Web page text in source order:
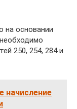
на основании
250, 254, 284 и
начисление